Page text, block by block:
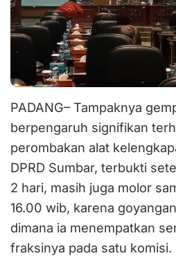
PADANG– Tampaknya
berpengaruh signifikan
perombakan alat
DPRD Sumbar, terbukti
2 hari, masih juga molor
16.00 wib, karena
dimana ia menempatkan
fraksinya pada satu komisi.